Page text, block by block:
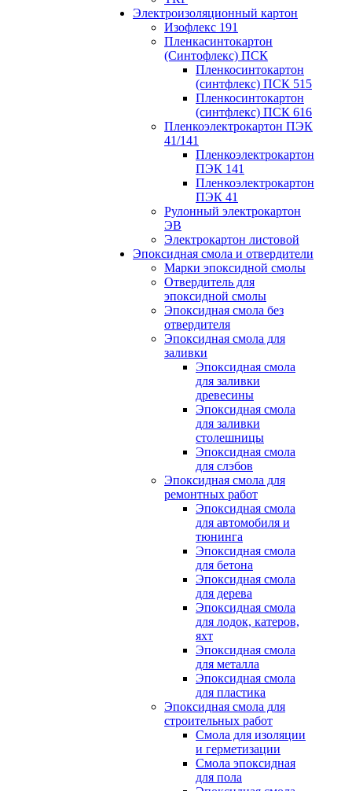
Электроизоляционный картон
Изофлекс 191
Пленкасинтокартон
(Синтофлекс) ПСК
Пленкосинтокартон
(синтфлекс) ПСК 515
Пленкосинтокартон
(синтфлекс) ПСК 616
Пленкоэлектрокартон ПЭК
41/141
Пленкоэлектрокартон
ПЭК 141
Пленкоэлектрокартон
ПЭК 41
Рулонный электрокартон
ЭВ
Электрокартон листовой
Эпоксидная смола и отвердители
Марки эпоксидной смолы
Отвердитель для
эпоксидной смолы
Эпоксидная смола без
отвердителя
Эпоксидная смола для
заливки
Эпоксидная смола
для заливки
древесины
Эпоксидная смола
для заливки
столешницы
Эпоксидная смола
для слэбов
Эпоксидная смола для
ремонтных работ
Эпоксидная смола
для автомобиля и
тюнинга
Эпоксидная смола
для бетона
Эпоксидная смола
для дерева
Эпоксидная смола
для лодок, катеров,
яхт
Эпоксидная смола
для металла
Эпоксидная смола
для пластика
Эпоксидная смола для
строительных работ
Смола для изоляции
и герметизации
Смола эпоксидная
для пола